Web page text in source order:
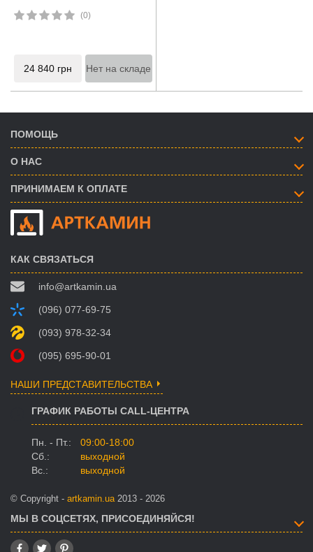
(0)
24 840 грн Нет на складе
ПОМОЩЬ
О НАС
ПРИНИМАЕМ К ОПЛАТЕ
КАК СВЯЗАТЬСЯ
info@artkamin.ua
(096) 077-69-75
(093) 978-32-34
(095) 695-90-01
НАШИ ПРЕДСТАВИТЕЛЬСТВА
ГРАФИК РАБОТЫ CALL-ЦЕНТРА
Пн. - Пт.:
09:00-18:00
Сб.:
выходной
Вс.:
выходной
© Copyright - artkamin.ua2013 - 2026
МЫ В СОЦСЕТЯХ, ПРИСОЕДИНЯЙСЯ!